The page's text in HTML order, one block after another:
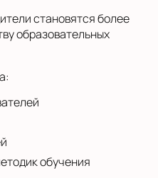
становятся более
образовательных
обучения